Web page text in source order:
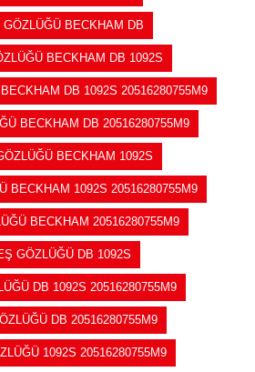
GÖZLÜĞÜ BECKHAM DB
BECKHAM DB 1092S
DB 1092S 20516280755M9
BECKHAM DB 20516280755M9
BECKHAM 1092S
BECKHAM 1092S 20516280755M9
BECKHAM 20516280755M9
GÖZLÜĞÜ DB 1092S
DB 1092S 20516280755M9
DB 20516280755M9
1092S 20516280755M9